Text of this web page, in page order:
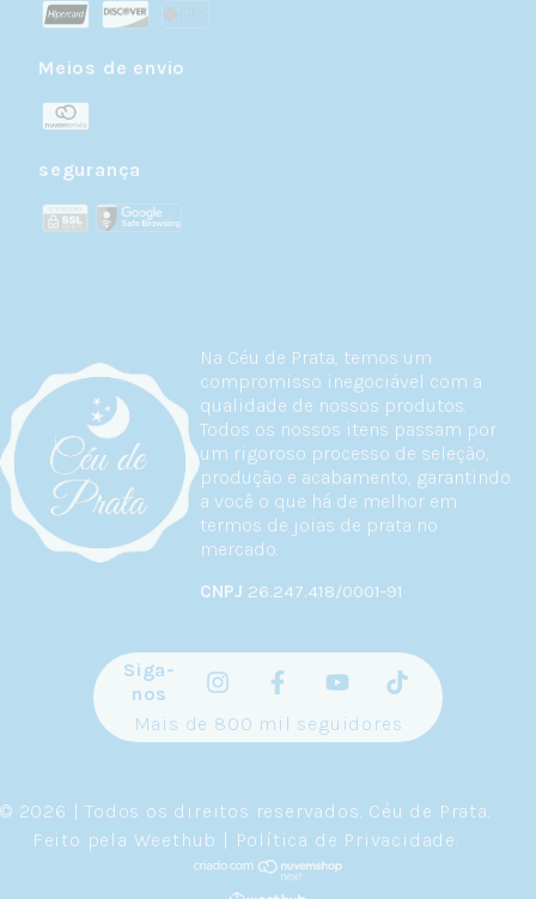
Na Céu de Prata, temos um
compromisso inegociável com a
qualidade de nossos produtos.
Todos os nossos itens passam por
um rigoroso processo de seleção,
produção e acabamento, garantindo
a você o que há de melhor em
termos de joias de prata no
mercado.
CNPJ 26.247.418/0001-91
Meios de envio
segurança
Siga-
nos
Mais de 800 mil seguidores
© 2026 | Todos os direitos reservados. Céu de Prata.
Feito pela Weethub | Política de Privacidade.